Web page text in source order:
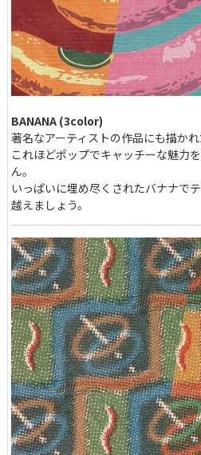
BANANA (3color)
著名なアーティストの作品にも描かれ
これほどポップでキャッチーな魅力
ん。
いっぱいに埋め尽くされたバナナで
越えましょう。